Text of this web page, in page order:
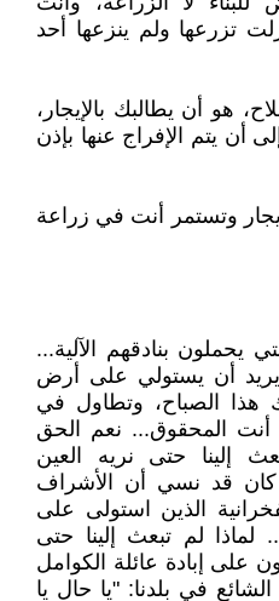
تزرعها ولم ينزعها أحد
هو أن يطالبك بالإيجار،
أن يتم الإفراج عنها بإذن
وتستمر أنت في زراعة
يحملون بنادقهم الآلية...
يريد أن يستولي على أرض
هذا الصباح، وتطاول في
أنت المحقوق... نعم الحق
إلينا حتى نريه العين
كان قد نسي أن الأشراف
الذين استولى على
لماذا لم تبعث إلينا حتى
على إبادة عائلة الكوامل
في بلدنا: "يا حال يا